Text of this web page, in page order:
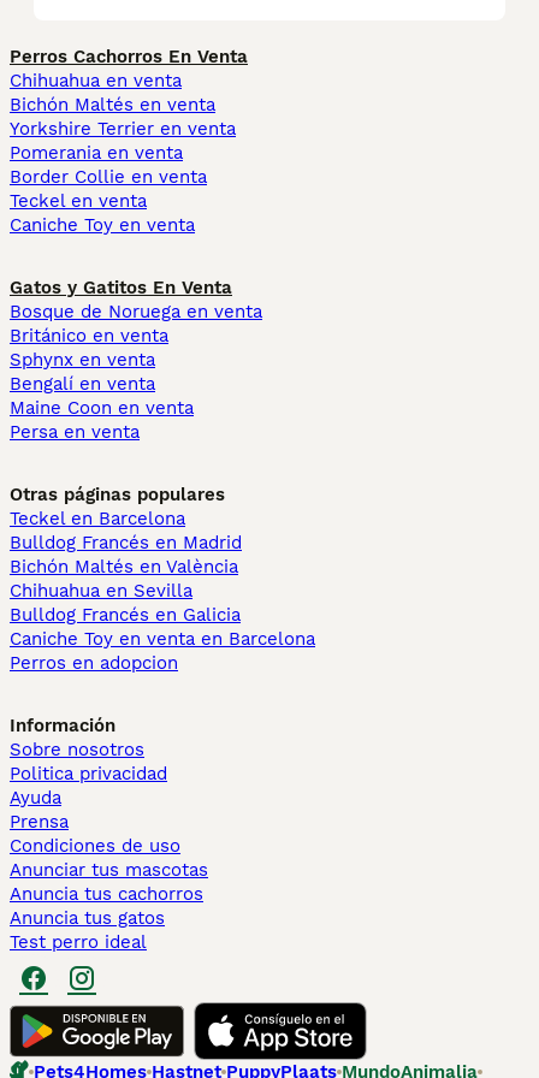
Perros Cachorros En Venta
Chihuahua en venta
Bichón Maltés en venta
Yorkshire Terrier en venta
Pomerania en venta
Border Collie en venta
Teckel en venta
Caniche Toy en venta
Gatos y Gatitos En Venta
Bosque de Noruega en venta
Británico en venta
Sphynx en venta
Bengalí en venta
Maine Coon en venta
Persa en venta
Otras páginas populares
Teckel en Barcelona
Bulldog Francés en Madrid
Bichón Maltés en València
Chihuahua en Sevilla
Bulldog Francés en Galicia
Caniche Toy en venta en Barcelona
Perros en adopcion
Información
Sobre nosotros
Politica privacidad
Ayuda
Prensa
Condiciones de uso
Anunciar tus mascotas
Anuncia tus cachorros
Anuncia tus gatos
Test perro ideal
Pets4Homes Hastnet PuppyPlaats MundoAnimalia